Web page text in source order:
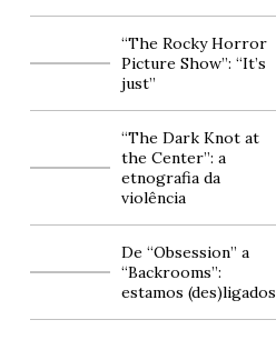
“The Rocky Horror
Picture Show”: “It’s
just”
“The Dark Knot at
the Center”: a
etnografia da
violência
De “Obsession” a
“Backrooms”:
estamos (des)ligados